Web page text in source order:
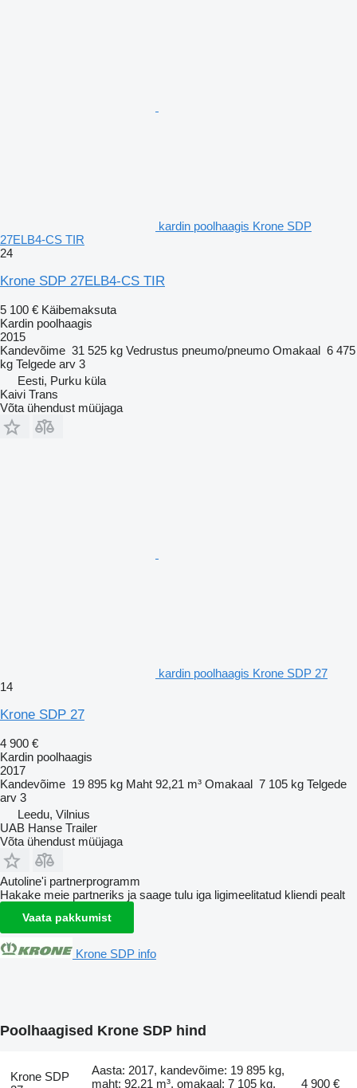
kardin poolhaagis Krone SDP
27ELB4-CS TIR
24
Krone SDP 27ELB4-CS TIR
5 100 € Käibemaksuta
Kardin poolhaagis
2015
Kandevõime 31 525 kg Vedrustus pneumo/pneumo Omakaal 6 475
kg Telgede arv 3
Eesti, Purku küla
Kaivi Trans
Võta ühendust müüjaga
kardin poolhaagis Krone SDP 27
14
Krone SDP 27
4 900 €
Kardin poolhaagis
2017
Kandevõime 19 895 kg Maht 92,21 m³ Omakaal 7 105 kg Telgede
arv 3
Leedu, Vilnius
UAB Hanse Trailer
Võta ühendust müüjaga
Autoline'i partnerprogramm
Hakake meie partneriks ja saage tulu iga ligimeelitatud kliendi pealt
Vaata pakkumist
Krone SDP info
Poolhaagised Krone SDP hind
Krone SDP
Aasta: 2017, kandevõime: 19 895 kg,
maht: 92,21 m³, omakaal: 7 105 kg,
4 900 €